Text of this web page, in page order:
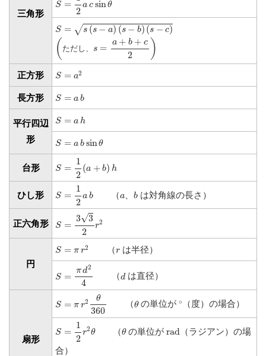
三角形
S =
2
a c sinθ
S = √s (s − a) (s − b) (s − c)
S −a)(s−b)(s−c)
( ただし、 s =
a + b + c
2 )
ただし、 + b+ c 2)
正方形 S = a2
S
長方形 S = a b
S
平行四辺
形
S = a h
S
S = a b sinθ
S sin θ
台形 S =
1
2
(a + b) h
S=12(a+b)h
ひし形 S =
1
2
a b
S=12ab
（a
a、 b
bは対角線の長さ）
正六角形 S =
3√3
2
r2
S=332r2
円
S = π r2
S （r
rは半径）
S =
πd2
4
S=πd24
（ddは直径）
扇形
S = π r2 θ
360
S=πr2θ360
（θ
θの単位が ∘
∘ （度）の場合）
S =
1
2
r2θ
S=12r2θ
（θ
θの単位がrad
d （ラジアン）の場
合）